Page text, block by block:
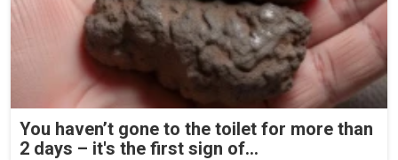
You haven’t gone to the toilet for more than
2 days – it's the first sign of...